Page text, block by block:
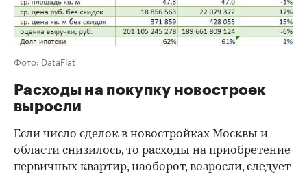
Фото: DataFlat
Расходы на покупку новостроек
выросли
Если число сделок в новостройках Москвы и
области снизилось, то расходы на приобретение
первичных квартир, наоборот, возросли, следует